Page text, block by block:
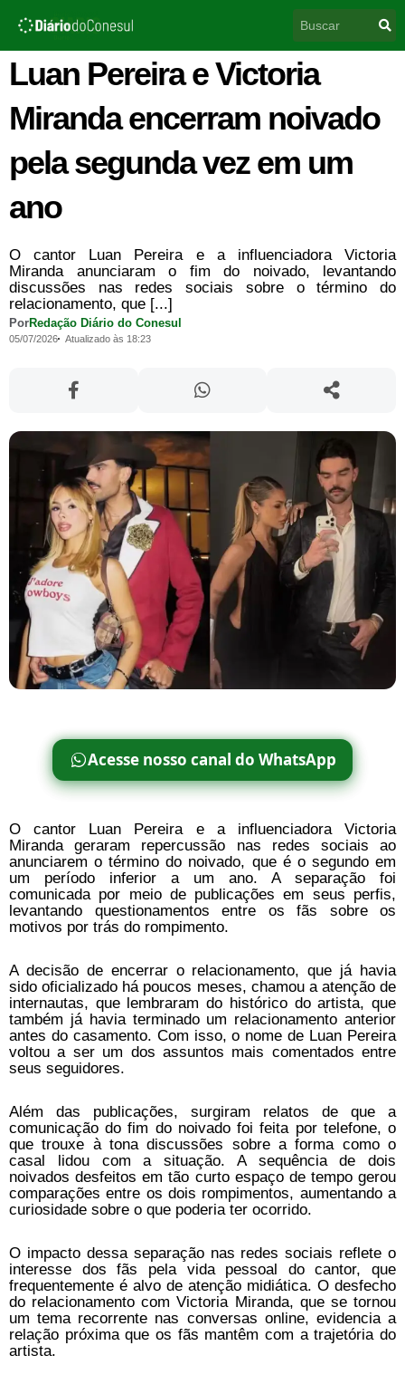
para
conteúdo
Luan Pereira e Victoria
Miranda encerram noivado
pela segunda vez em um
ano
O cantor Luan Pereira e a influenciadora Victoria
Miranda anunciaram o fim do noivado, levantando
discussões nas redes sociais sobre o término do
relacionamento, que [...]
PorRedação Diário do Conesul
05/07/2026 Atualizado às 18:23
Acesse nosso canal do WhatsApp
O cantor Luan Pereira e a influenciadora Victoria
Miranda geraram repercussão nas redes sociais ao
anunciarem o término do noivado, que é o segundo em
um período inferior a um ano. A separação foi
comunicada por meio de publicações em seus perfis,
levantando questionamentos entre os fãs sobre os
motivos por trás do rompimento.
A decisão de encerrar o relacionamento, que já havia
sido oficializado há poucos meses, chamou a atenção de
internautas, que lembraram do histórico do artista, que
também já havia terminado um relacionamento anterior
antes do casamento. Com isso, o nome de Luan Pereira
voltou a ser um dos assuntos mais comentados entre
seus seguidores.
Além das publicações, surgiram relatos de que a
comunicação do fim do noivado foi feita por telefone, o
que trouxe à tona discussões sobre a forma como o
casal lidou com a situação. A sequência de dois
noivados desfeitos em tão curto espaço de tempo gerou
comparações entre os dois rompimentos, aumentando a
curiosidade sobre o que poderia ter ocorrido.
O impacto dessa separação nas redes sociais reflete o
interesse dos fãs pela vida pessoal do cantor, que
frequentemente é alvo de atenção midiática. O desfecho
do relacionamento com Victoria Miranda, que se tornou
um tema recorrente nas conversas online, evidencia a
relação próxima que os fãs mantêm com a trajetória do
artista.